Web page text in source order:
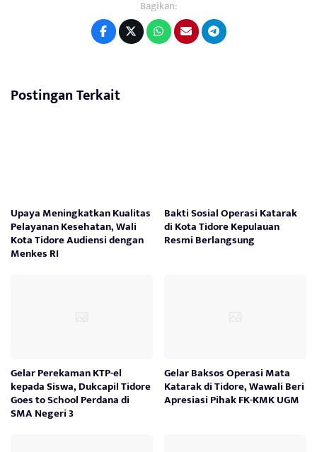
Bagikan:
Postingan Terkait
Upaya Meningkatkan Kualitas
Pelayanan Kesehatan, Wali
Kota Tidore Audiensi dengan
Menkes RI
Bakti Sosial Operasi Katarak
di Kota Tidore Kepulauan
Resmi Berlangsung
Gelar Perekaman KTP-el
kepada Siswa, Dukcapil Tidore
Goes to School Perdana di
SMA Negeri 3
Gelar Baksos Operasi Mata
Katarak di Tidore, Wawali Beri
Apresiasi Pihak FK-KMK UGM